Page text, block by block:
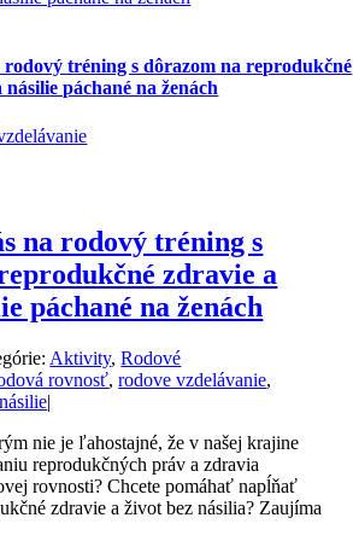
rodový tréning s dôrazom na reprodukčné
páchané na ženách
na rodový tréning s
zdravie a
páchané na ženách
Aktivity,Rodové
rovnosť,rodove vzdelávanie,
|
nie je ľahostajné, že v našej krajine
reprodukčných práv a zdravia
rovnosti? Chcete pomáhať napĺňať
zdravie a život bez násilia? Zaujíma